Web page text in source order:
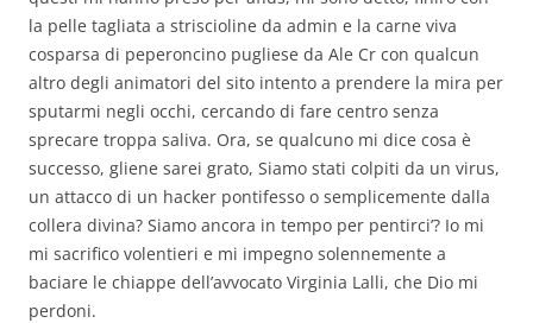
la pelle tagliata a striscioline da admin e la carne viva
cosparsa di peperoncino pugliese da Ale Cr con qualcun
altro degli animatori del sito intento a prendere la mira per
sputarmi negli occhi, cercando di fare centro senza
sprecare troppa saliva. Ora, se qualcuno mi dice cosa è
successo, gliene sarei grato, Siamo stati colpiti da un virus,
un attacco di un hacker pontifesso o semplicemente dalla
collera divina? Siamo ancora in tempo per pentirci’? Io mi
mi sacrifico volentieri e mi impegno solennemente a
baciare le chiappe dell’avvocato Virginia Lalli, che Dio mi
perdoni.